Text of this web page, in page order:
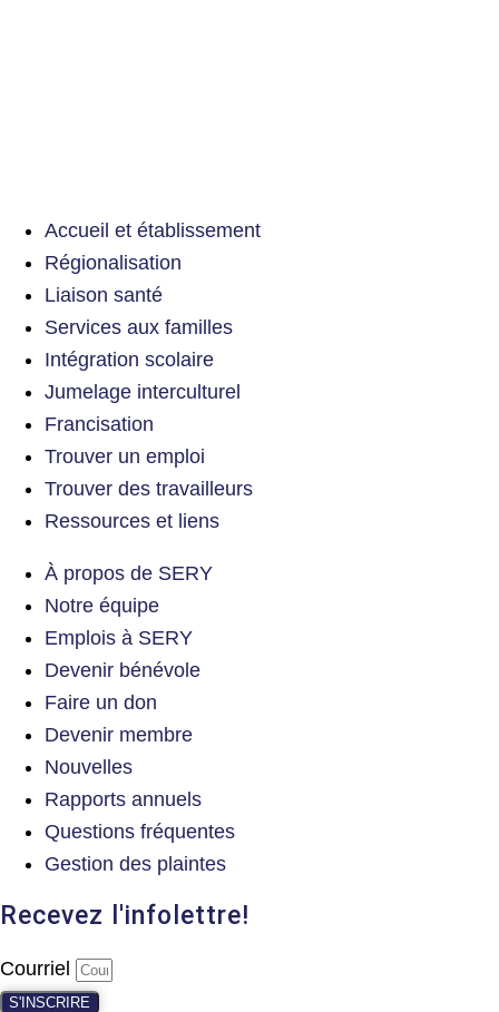
Accueil et établissement
Régionalisation
Liaison santé
Services aux familles
Intégration scolaire
Jumelage interculturel
Francisation
Trouver un emploi
Trouver des travailleurs
Ressources et liens
À propos de SERY
Notre équipe
Emplois à SERY
Devenir bénévole
Faire un don
Devenir membre
Nouvelles
Rapports annuels
Questions fréquentes
Gestion des plaintes
Recevez l'infolettre!
Courriel
S'INSCRIRE